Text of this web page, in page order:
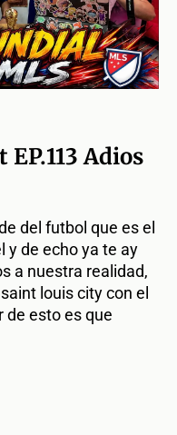
Adios
del futbol que es el
y de echo ya te ay
a nuestra realidad,
louis city con el
de esto es que